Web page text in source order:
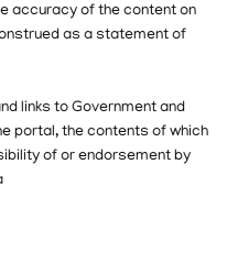
accuracy of the content on
as a statement of
links to Government and
portal, the contents of which
of or endorsement by